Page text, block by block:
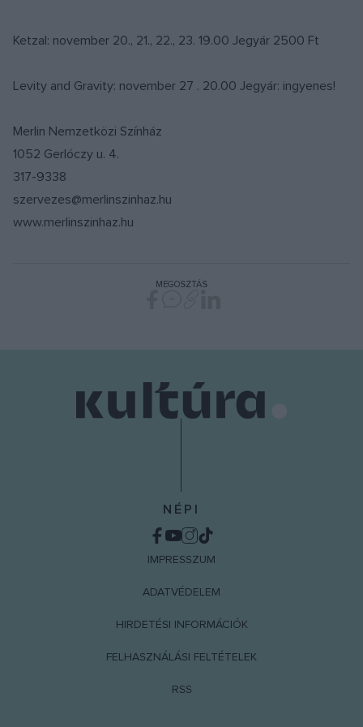
Ketzal: november 20., 21., 22., 23. 19.00 Jegyár 2500 Ft
Levity and Gravity: november 27 . 20.00 Jegyár: ingyenes!
Merlin Nemzetközi Színház
1052 Gerlóczy u. 4.
317-9338
szervezes@merlinszinhaz.hu
www.merlinszinhaz.hu
MEGOSZTÁS
NÉPI
IMPRESSZUM
ADATVÉDELEM
HIRDETÉSI INFORMÁCIÓK
FELHASZNÁLÁSI FELTÉTELEK
RSS